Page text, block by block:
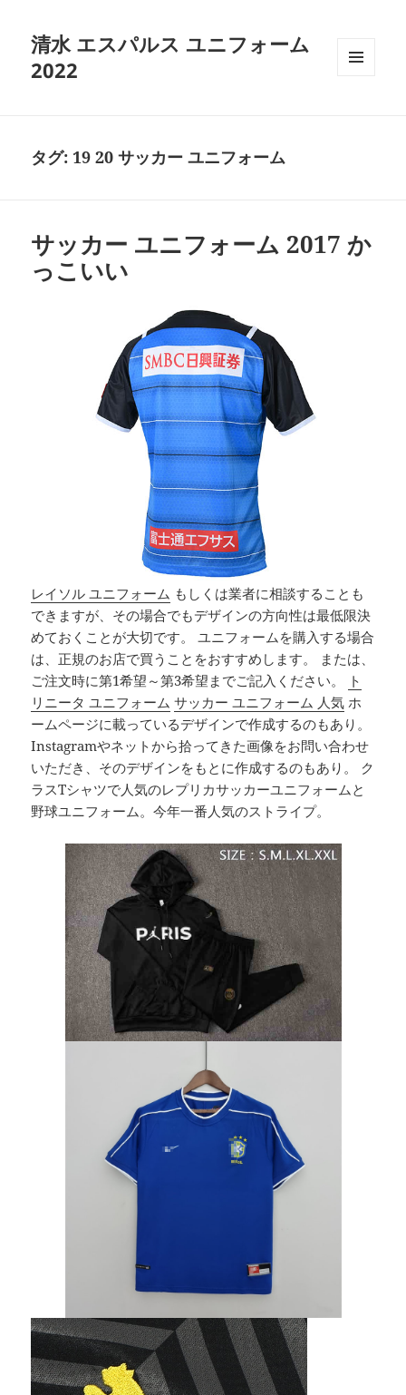
清水 エスパルス ユニフォーム
2022
タグ: 19 20 サッカー ユニフォーム
サッカー ユニフォーム 2017 か
っこいい
レイソル ユニフォーム もしくは業者に相談することも
できますが、その場合でもデザインの方向性は最低限決
めておくことが大切です。 ユニフォームを購入する場合
は、正規のお店で買うことをおすすめします。 または、
ご注文時に第1希望～第3希望までご記入ください。
ト
リニータ ユニフォーム サッカー ユニフォーム 人気 ホ
ームページに載っているデザインで作成するのもあり。
Instagramやネットから拾ってきた画像をお問い合わせ
いただき、そのデザインをもとに作成するのもあり。 ク
ラスTシャツで人気のレプリカサッカーユニフォームと
野球ユニフォーム。今年一番人気のストライプ。